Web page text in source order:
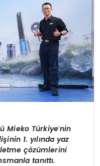
Mieko Türkiye’nin
1. yılında yaz
çözümlerini
tanıttı.